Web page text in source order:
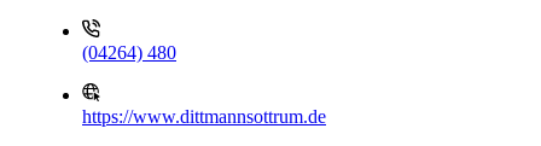
(04264) 480
https://www.dittmannsottrum.de